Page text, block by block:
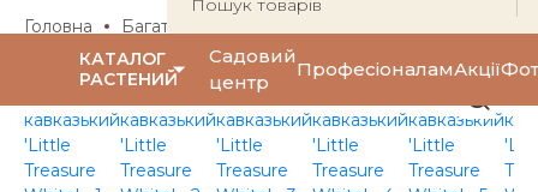
КАТАЛОГ
РАСТЕНИЙ
Садовий
центр
ПрофесіоналамАкції
Головна Багаторічні квіти та трави